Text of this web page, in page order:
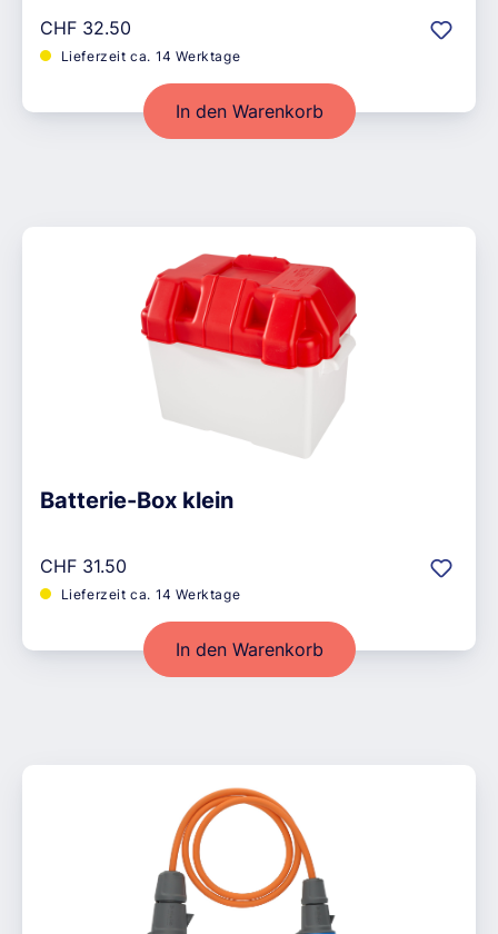
Regulärer Preis:
CHF 32.50
Lieferzeit ca. 14 Werktage
In den Warenkorb
Batterie-Box klein
Regulärer Preis:
CHF 31.50
Lieferzeit ca. 14 Werktage
In den Warenkorb